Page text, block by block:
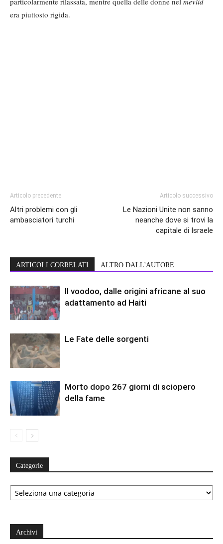
era piuttosto rigida.
Articolo precedente
Altri problemi con gli
ambasciatori turchi
Articolo successivo
Le Nazioni Unite non sanno
neanche dove si trovi la
capitale di Israele
ARTICOLI CORRELATI ALTRO DALL'AUTORE
Il voodoo, dalle origini africane al suo
adattamento ad Haiti
Le Fate delle sorgenti
Morto dopo 267 giorni di sciopero
della fame
Categorie
Categorie
Archivi